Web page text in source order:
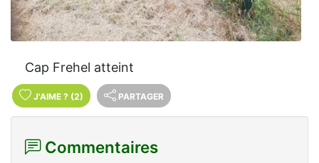
Cap Frehel atteint
J'AIME ? (2) PARTAGER
Commentaires